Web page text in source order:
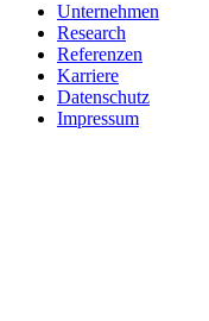
Unternehmen
Research
Referenzen
Karriere
Datenschutz
Impressum